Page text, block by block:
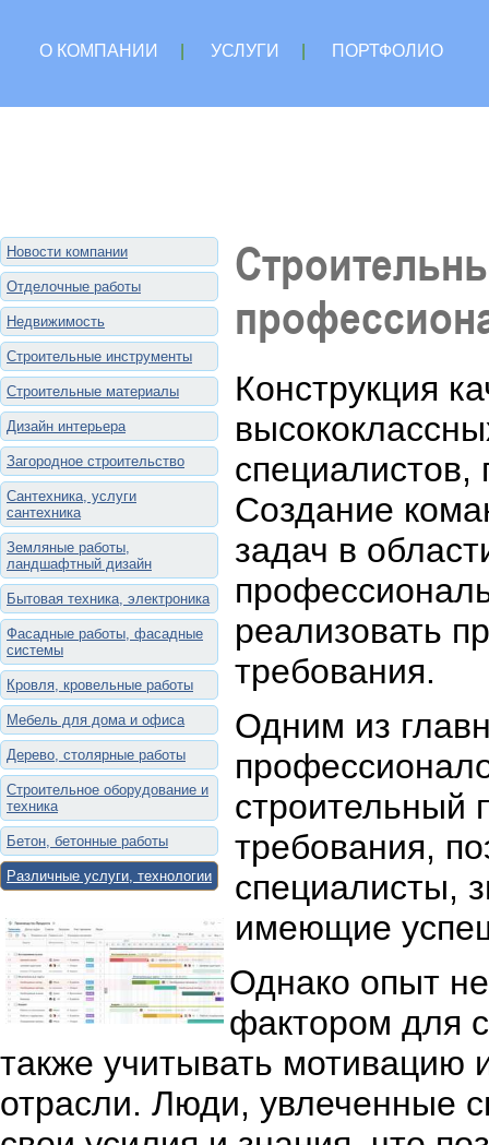
О КОМПАНИИ УСЛУГИ
ПОРТФОЛИО
Новости компании
Отделочные работы
Недвижимость
Строительные инструменты
Строительные материалы
Дизайн интерьера
Загородное строительство
Сантехника, услуги
сантехника
Земляные работы,
ландшафтный дизайн
Бытовая техника, электроника
Фасадные работы, фасадные
системы
Кровля, кровельные работы
Мебель для дома и офиса
Дерево, столярные работы
Строительное оборудование и
техника
Бетон, бетонные работы
Различные услуги, технологии
Конструкция
специалистов,
Создание
задач в
реализовать
требования.
Одним из
строительный
требования,
специалисты,
имеющие
Однако опыт
фактором для
также учитывать мотивацию
отрасли. Люди, увлеченные